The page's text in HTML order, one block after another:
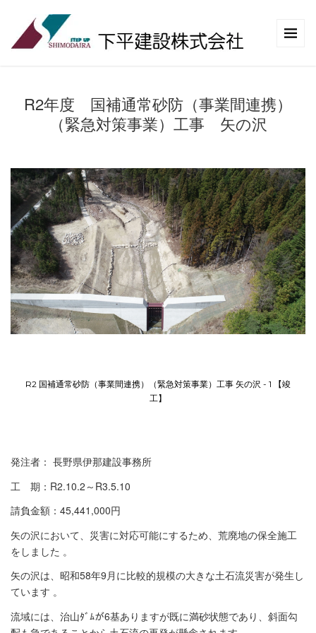
R2年度 国補通常砂防（事業間連携）
（緊急対策事業）工事 矢の沢
R2 国補通常砂防（事業間連携）（緊急対策事業）工事 矢の沢 - 1 【竣
工】
発注者： 長野県伊那建設事務所
工 期：R2.10.2～R3.5.10
請負金額：45,441,000円
矢の沢において、災害に対応可能にするため、荒廃地の保全施工
をしました 。
矢の沢は、昭和58年9月に比較的規模の大きな土石流災害が発生し
ています 。
流域には、治山ﾀﾞﾑが6基ありますが既に満砂状態であり、斜面勾